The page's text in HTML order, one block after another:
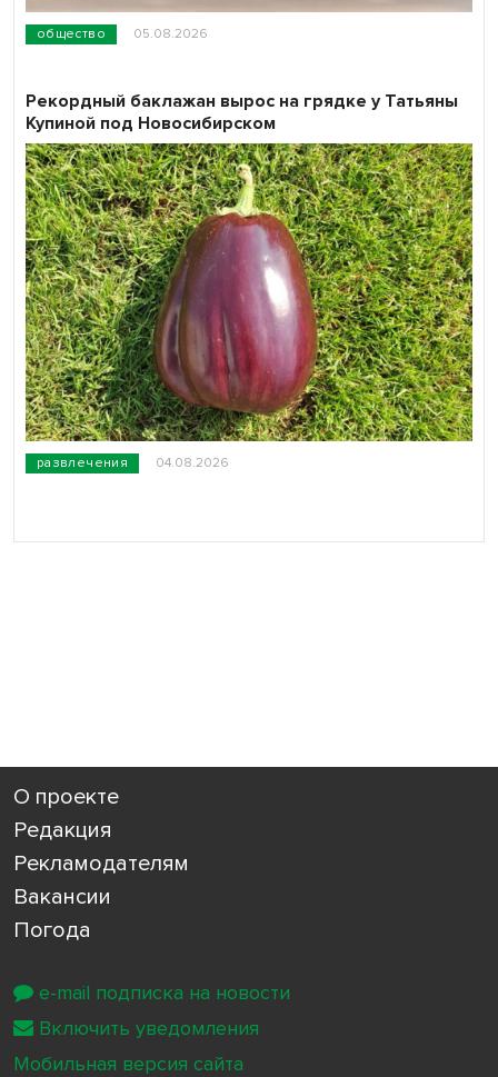
общество 05.08.2026
развлечения 04.08.2026
Рекордный баклажан вырос на грядке у Татьяны
Купиной под Новосибирском
О проекте
Редакция
Рекламодателям
Вакансии
Погода
e-mail подписка на новости
Включить уведомления
Мобильная версия сайта